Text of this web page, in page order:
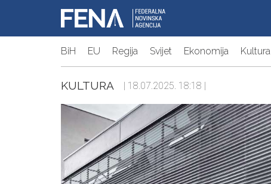
BiH EU Regija Svijet Ekonomija Kultura
KULTURA | 18.07.2025. 18:18 |